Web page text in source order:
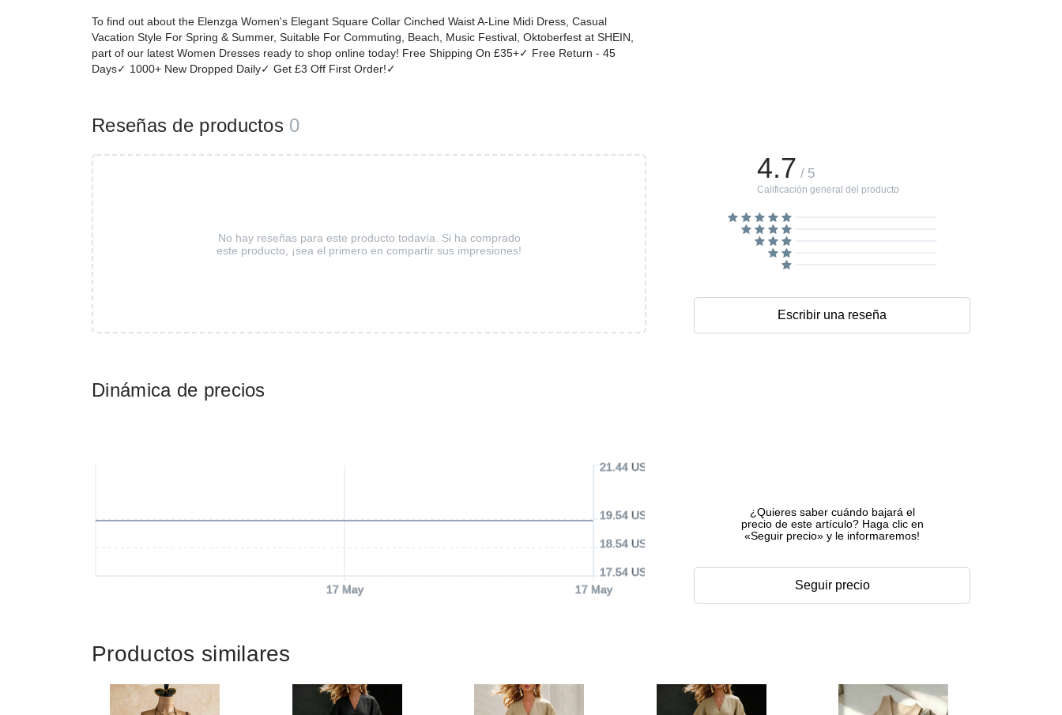
Dinámica de precios
17 May 17 May
17.54 USD
18.54 USD
19.54 USD
21.44 USD
¿Quieres saber cuándo bajará el
precio de este artículo? Haga clic en
«Seguir precio» y le informaremos!
Seguir precio
To find out about the Elenzga Women's Elegant Square Collar Cinched Waist A-Line Midi Dress, Casual
Vacation Style For Spring & Summer, Suitable For Commuting, Beach, Music Festival, Oktoberfest at SHEIN,
part of our latest Women Dresses ready to shop online today! Free Shipping On £35+✓ Free Return - 45
Days✓ 1000+ New Dropped Daily✓ Get £3 Off First Order!✓
Reseñas de productos 0
No hay reseñas para este producto todavía. Si ha comprado
este producto, ¡sea el primero en compartir sus impresiones!
4.7 / 5
Calificación general del producto
Escribir una reseña
Productos similares